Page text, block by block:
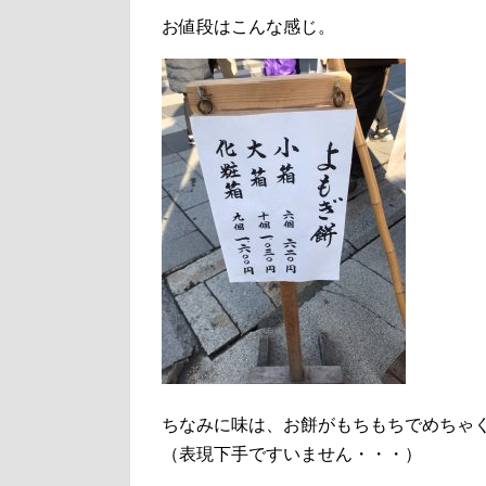
お値段はこんな感じ。
ちなみに味は、お餅がもちもちでめちゃ
（表現下手ですいません・・・）